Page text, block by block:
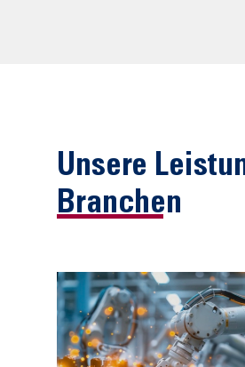
Unsere
Branchen